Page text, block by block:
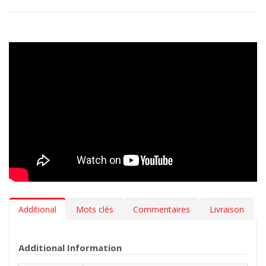
Additional Mots clés Commentaires Livraison
Additional Information